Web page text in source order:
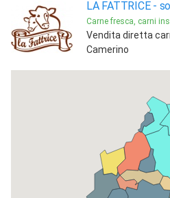
LA FATTRICE -
Carne fresca, carni
Vendita diretta
Camerino